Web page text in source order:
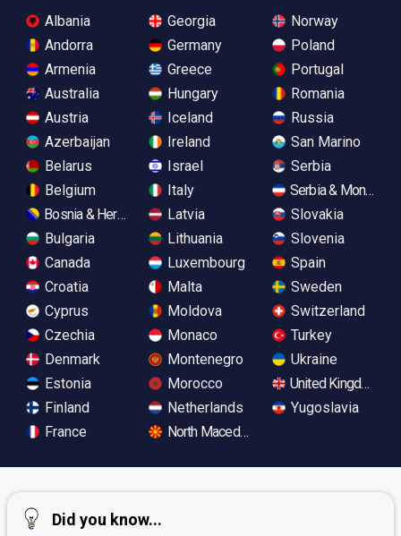
Albania
Andorra
Armenia
Australia
Austria
Azerbaijan
Belarus
Belgium
Bosnia & Herzegovina
Bulgaria
Canada
Croatia
Cyprus
Czechia
Denmark
Estonia
Finland
France
Georgia
Germany
Greece
Hungary
Iceland
Ireland
Israel
Italy
Latvia
Lithuania
Luxembourg
Malta
Moldova
Monaco
Montenegro
Morocco
Netherlands
North Macedonia
Norway
Poland
Portugal
Romania
Russia
San Marino
Serbia
Serbia &
Slovakia
Slovenia
Spain
Sweden
Switzerland
Turkey
Ukraine
United Kingdom
Yugoslavia
Did you know...